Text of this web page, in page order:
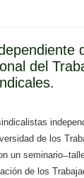
del
de los
un seminario
de los